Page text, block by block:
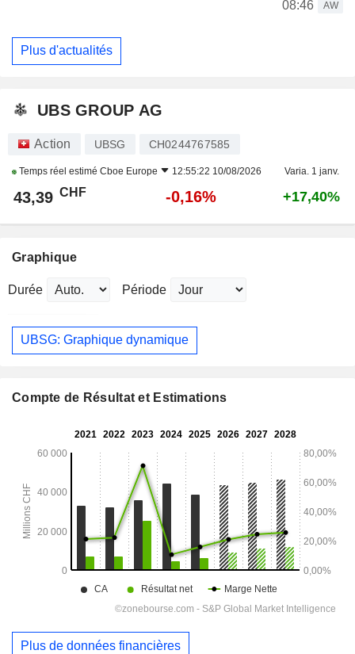
08:46 AW
Plus d'actualités
UBS GROUP AG
Action UBSG CH0244767585
Temps réel estimé Cboe Europe 12:55:22 10/08/2026 Varia. 1 janv.
43,39 CHF -0,16% +17,40%
Graphique
Durée Période
UBSG: Graphique dynamique
Compte de Résultat et Estimations
Plus de données financières